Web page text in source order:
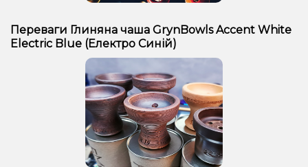
Переваги Глиняна чаша GrynBowls Accent White
Electric Blue (Електро Синій)